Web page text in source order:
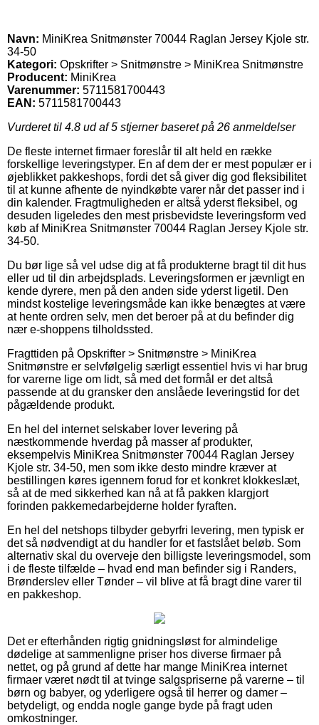
Navn: MiniKrea Snitmønster 70044 Raglan Jersey Kjole str.
34-50
Kategori: Opskrifter > Snitmønstre > MiniKrea Snitmønstre
Producent: MiniKrea
Varenummer: 5711581700443
EAN: 5711581700443
Vurderet til 4.8 ud af 5 stjerner baseret på 26 anmeldelser
De fleste internet firmaer foreslår til alt held en række
forskellige leveringstyper. En af dem der er mest populær er i
øjeblikket pakkeshops, fordi det så giver dig god fleksibilitet
til at kunne afhente de nyindkøbte varer når det passer ind i
din kalender. Fragtmuligheden er altså yderst fleksibel, og
desuden ligeledes den mest prisbevidste leveringsform ved
køb af MiniKrea Snitmønster 70044 Raglan Jersey Kjole str.
34-50.
Du bør lige så vel udse dig at få produkterne bragt til dit hus
eller ud til din arbejdsplads. Leveringsformen er jævnligt en
kende dyrere, men på den anden side yderst ligetil. Den
mindst kostelige leveringsmåde kan ikke benægtes at være
at hente ordren selv, men det beroer på at du befinder dig
nær e-shoppens tilholdssted.
Fragttiden på Opskrifter > Snitmønstre > MiniKrea
Snitmønstre er selvfølgelig særligt essentiel hvis vi har brug
for varerne lige om lidt, så med det formål er det altså
passende at du gransker den anslåede leveringstid for det
pågældende produkt.
En hel del internet selskaber lover levering på
næstkommende hverdag på masser af produkter,
eksempelvis MiniKrea Snitmønster 70044 Raglan Jersey
Kjole str. 34-50, men som ikke desto mindre kræver at
bestillingen køres igennem forud for et konkret klokkeslæt,
så at de med sikkerhed kan nå at få pakken klargjort
forinden pakkemedarbejderne holder fyraften.
En hel del netshops tilbyder gebyrfri levering, men typisk er
det så nødvendigt at du handler for et fastslået beløb. Som
alternativ skal du overveje den billigste leveringsmodel, som
i de fleste tilfælde – hvad end man befinder sig i Randers,
Brønderslev eller Tønder – vil blive at få bragt dine varer til
en pakkeshop.
Det er efterhånden rigtig gnidningsløst for almindelige
dødelige at sammenligne priser hos diverse firmaer på
nettet, og på grund af dette har mange MiniKrea internet
firmaer været nødt til at tvinge salgspriserne på varerne – til
børn og babyer, og yderligere også til herrer og damer –
betydeligt, og endda nogle gange byde på fragt uden
omkostninger.